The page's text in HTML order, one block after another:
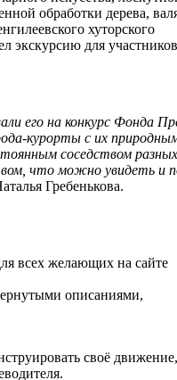
обработки дерева,
хуторского
экскурсию для участников
его на конкурс Фонда
курорты с их
соседством
что можно увидеть
Гребенькова.
всех желающих на сайте
описаниями,
своё